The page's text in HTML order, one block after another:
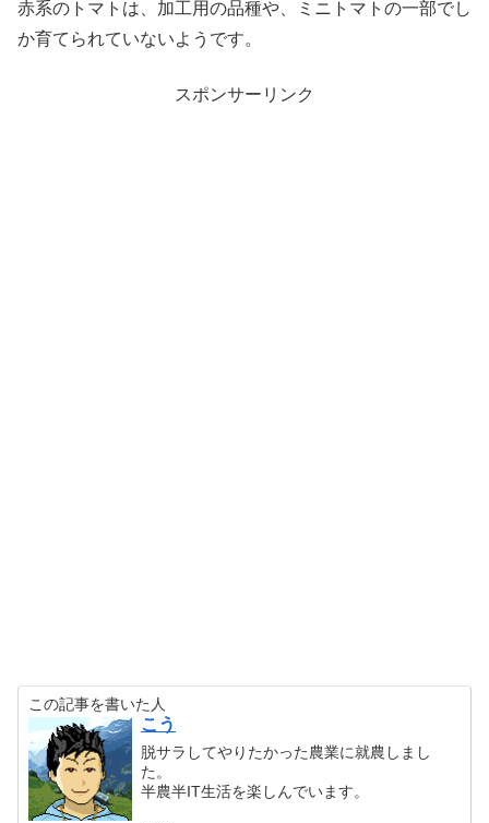
赤系のトマトは、加工用の品種や、ミニトマトの一部でし
か育てられていないようです。
スポンサーリンク
この記事を書いた人
こう
脱サラしてやりたかった農業に就農しまし
た。
半農半IT生活を楽しんでいます。